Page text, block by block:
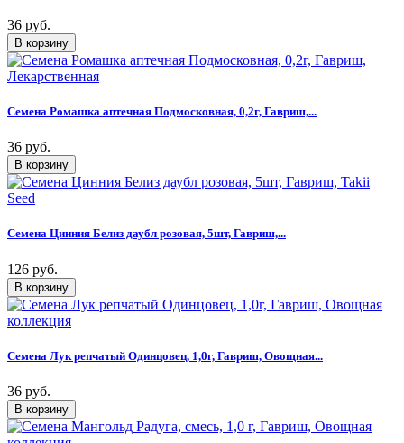
36 руб.
Семена Ромашка аптечная Подмосковная, 0,2г, Гавриш,...
36 руб.
Семена Цинния Белиз даубл розовая, 5шт, Гавриш,...
126 руб.
Семена Лук репчатый Одинцовец, 1,0г, Гавриш, Овощная...
36 руб.